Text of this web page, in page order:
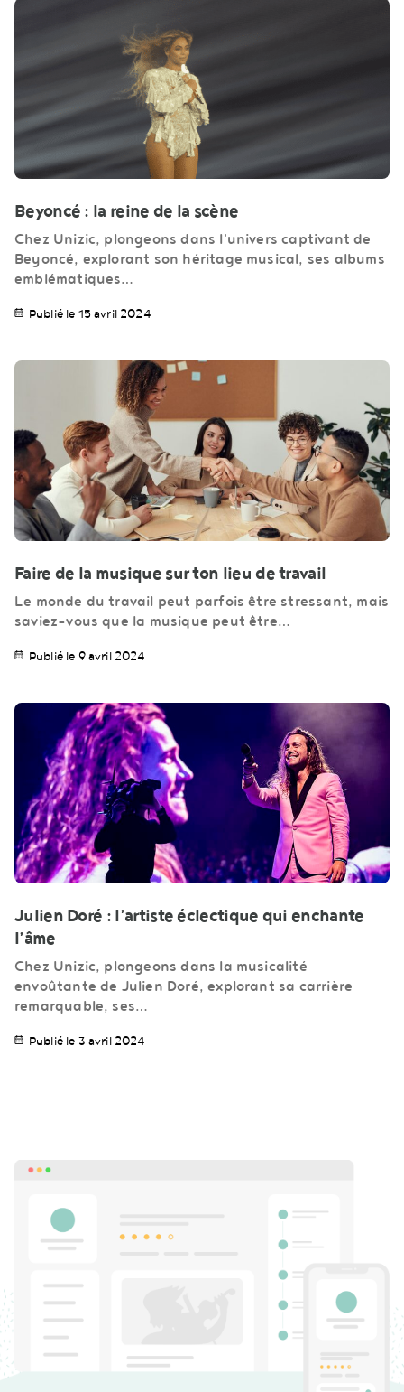
Beyoncé : la reine de la scène
Chez Unizic, plongeons dans l'univers captivant de
Beyoncé, explorant son héritage musical, ses albums
emblématiques…
Publié le 15 avril 2024
Faire de la musique sur ton lieu de travail
Le monde du travail peut parfois être stressant, mais
saviez-vous que la musique peut être…
Publié le 9 avril 2024
Julien Doré : l’artiste éclectique qui enchante
l’âme
Chez Unizic, plongeons dans la musicalité
envoûtante de Julien Doré, explorant sa carrière
remarquable, ses…
Publié le 3 avril 2024